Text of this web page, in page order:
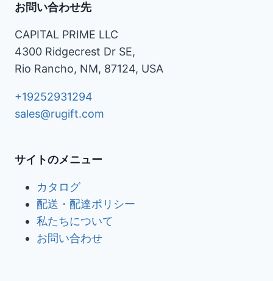
お問い合わせ先
CAPITAL PRIME LLC
4300 Ridgecrest Dr SE,
Rio Rancho, NM, 87124, USA
+19252931294
sales@rugift.com
サイトのメニュー
カタログ
配送・配達ポリシー
私たちについて
お問い合わせ